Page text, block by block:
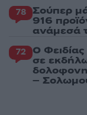
78 Σούπερ
916
ανάμεσά
72 Ο
σε
–